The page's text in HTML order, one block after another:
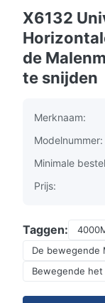
X6132
de
te snijden
Merknaam:
Modelnummer:
Minimale
Prijs:
Taggen:
De bewegende
Bewegende het